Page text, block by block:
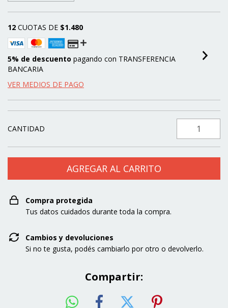
12 CUOTAS DE $1.480
5% de descuento pagando con TRANSFERENCIA
BANCARIA
VER MEDIOS DE PAGO
CANTIDAD
Compra protegida
Tus datos cuidados durante toda la compra.
Cambios y devoluciones
Si no te gusta, podés cambiarlo por otro o devolverlo.
Compartir: